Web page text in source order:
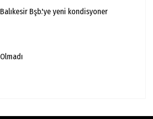
Balıkesir Bşb.'ye yeni kondisyoner
Olmadı